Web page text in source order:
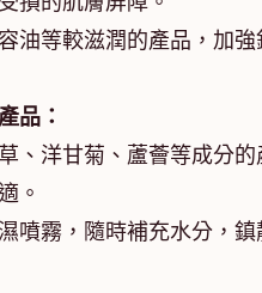
油等較滋潤的產品，加
品：
、洋甘菊、蘆薈等成分的
。
噴霧，隨時補充水分，鎮